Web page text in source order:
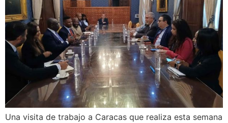
Una visita de trabajo a Caracas que realiza esta semana